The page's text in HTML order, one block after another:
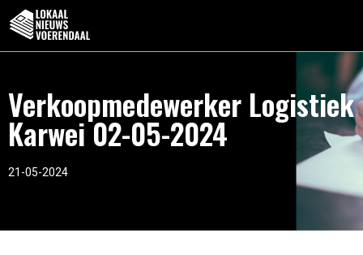
Verkoopmedewerker Logistiek
Karwei 02-05-2024
21-05-2024